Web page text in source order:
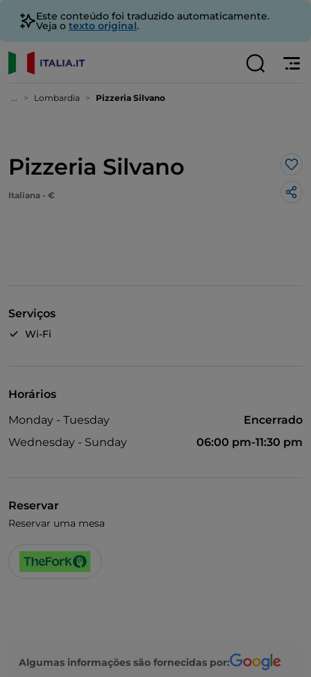
Este conteúdo foi traduzido automaticamente.
Veja o texto original.
... Lombardia Pizzeria Silvano
Pizzeria Silvano
Italiana - €
Serviços
Wi-Fi
Horários
Monday - Tuesday
Encerrado
Wednesday - Sunday
06:00 pm-11:30 pm
Reservar
Reservar uma mesa
Algumas informações são fornecidas por: